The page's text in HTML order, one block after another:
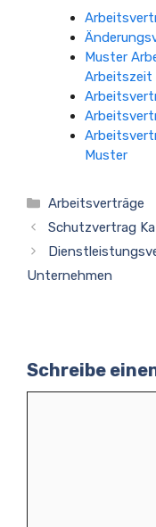
Muster
Arbeitszeit
Muster
Kategorien
Arbeitsverträge
Schutzvertrag
Unternehmen
Schreibe